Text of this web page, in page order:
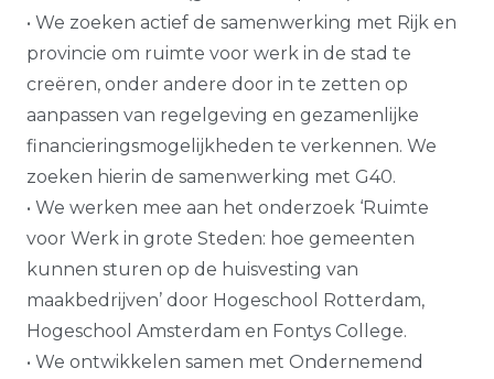
• We zoeken actief de samenwerking met Rijk en
provincie om ruimte voor werk in de stad te
creëren, onder andere door in te zetten op
aanpassen van regelgeving en gezamenlijke
financieringsmogelijkheden te verkennen. We
zoeken hierin de samenwerking met G40.
• We werken mee aan het onderzoek ‘Ruimte
voor Werk in grote Steden: hoe gemeenten
kunnen sturen op de huisvesting van
maakbedrijven’ door Hogeschool Rotterdam,
Hogeschool Amsterdam en Fontys College.
• We ontwikkelen samen met Ondernemend